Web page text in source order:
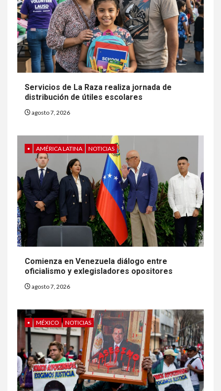
Servicios de La Raza realiza jornada de
distribución de útiles escolares
agosto 7, 2026
• AMÉRICA LATINA NOTICIAS
Comienza en Venezuela diálogo entre
oficialismo y exlegisladores opositores
agosto 7, 2026
• MÉXICO NOTICIAS